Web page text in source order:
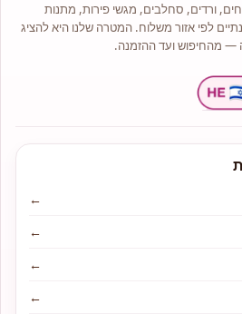
ורדים, סחלבים, מגשי פירות, מתנות
לפי אזור משלוח. המטרה שלנו היא להציג
— מהחיפוש ועד ההזמנה.
←
←
←
←